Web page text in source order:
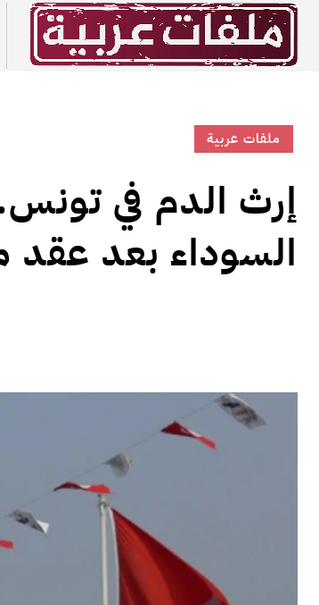
ملفات عربية
إرث الدم في
السوداء بعد عقد